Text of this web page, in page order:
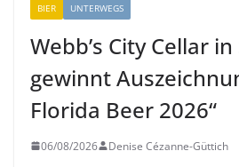
BIER UNTERWEGS
Webb’s City Cellar
gewinnt
Florida Beer 2026“
06/08/2026 Denise Cézanne-Güttich